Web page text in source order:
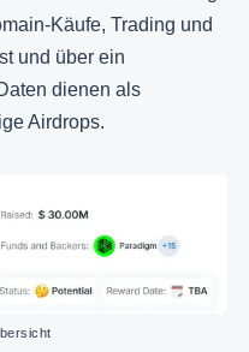
Käufe, Trading und
und über ein
dienen als
Airdrops.